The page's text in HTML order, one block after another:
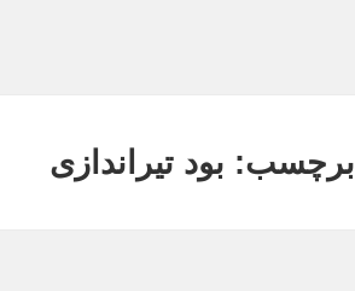
برچسب: بود تیراندازی